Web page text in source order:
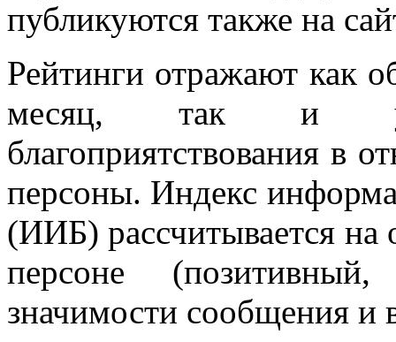
публикуются также на
Рейтинги отражают как
месяц, так и
благоприятствования в
персоны. Индекс
(ИИБ) рассчитывается на
персоне
значимости сообщения